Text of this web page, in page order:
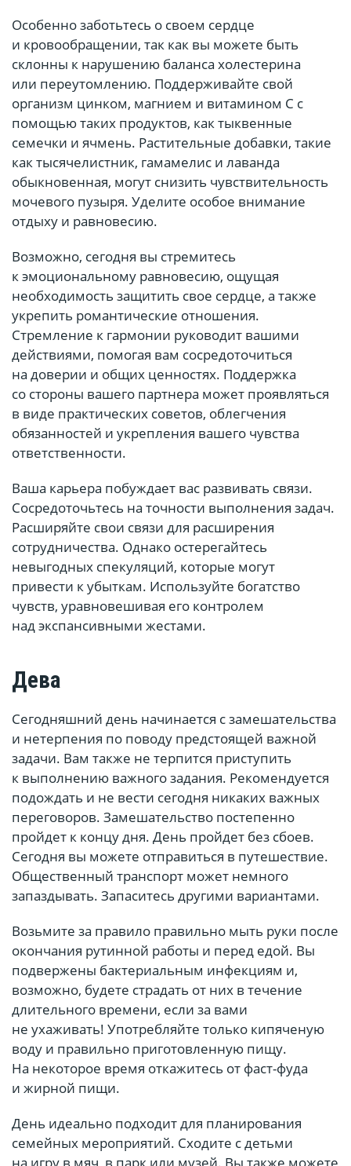
Особенно заботьтесь о своем сердце
и кровообращении, так как вы можете быть
склонны к нарушению баланса холестерина
или переутомлению. Поддерживайте свой
организм цинком, магнием и витамином С с
помощью таких продуктов, как тыквенные
семечки и ячмень. Растительные добавки, такие
как тысячелистник, гамамелис и лаванда
обыкновенная, могут снизить чувствительность
мочевого пузыря. Уделите особое внимание
отдыху и равновесию.
Возможно, сегодня вы стремитесь
к эмоциональному равновесию, ощущая
необходимость защитить свое сердце, а также
укрепить романтические отношения.
Стремление к гармонии руководит вашими
действиями, помогая вам сосредоточиться
на доверии и общих ценностях. Поддержка
со стороны вашего партнера может проявляться
в виде практических советов, облегчения
обязанностей и укрепления вашего чувства
ответственности.
Ваша карьера побуждает вас развивать связи.
Сосредоточьтесь на точности выполнения задач.
Расширяйте свои связи для расширения
сотрудничества. Однако остерегайтесь
невыгодных спекуляций, которые могут
привести к убыткам. Используйте богатство
чувств, уравновешивая его контролем
над экспансивными жестами.
Дева
Сегодняшний день начинается с замешательства
и нетерпения по поводу предстоящей важной
задачи. Вам также не терпится приступить
к выполнению важного задания. Рекомендуется
подождать и не вести сегодня никаких важных
переговоров. Замешательство постепенно
пройдет к концу дня. День пройдет без сбоев.
Сегодня вы можете отправиться в путешествие.
Общественный транспорт может немного
запаздывать. Запаситесь другими вариантами.
Возьмите за правило правильно мыть руки после
окончания рутинной работы и перед едой. Вы
подвержены бактериальным инфекциям и,
возможно, будете страдать от них в течение
длительного времени, если за вами
не ухаживать! Употребляйте только кипяченую
воду и правильно приготовленную пищу.
На некоторое время откажитесь от фаст-фуда
и жирной пищи.
День идеально подходит для планирования
семейных мероприятий. Сходите с детьми